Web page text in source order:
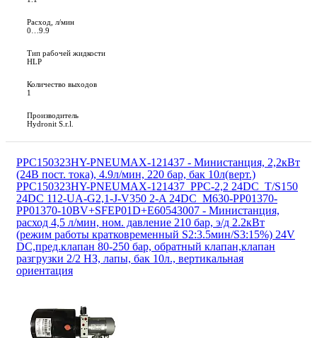
Расход, л/мин
0…9.9
Тип рабочей жидкости
HLP
Количество выходов
1
Производитель
Hydronit S.r.l.
PPC150323HY-PNEUMAX-121437 - Министанция, 2,2кВт
(24В пост. тока), 4.9л/мин, 220 бар, бак 10л(верт.)
PPC150323HY-PNEUMAX-121437_PPC-2,2 24DC_T/S150
24DC 112-UA-G2,1-J-V350 2-A 24DC_M630-PP01370-
PP01370-10BV+SFEP01D+E60543007 - Министанция,
расход 4,5 л/мин, ном. давление 210 бар, э/д 2.2кВт
(режим работы кратковременный S2:3.5мин/S3:15%) 24V
DC,пред.клапан 80-250 бар, обратный клапан,клапан
разгрузки 2/2 НЗ, лапы, бак 10л., вертикальная
ориентация